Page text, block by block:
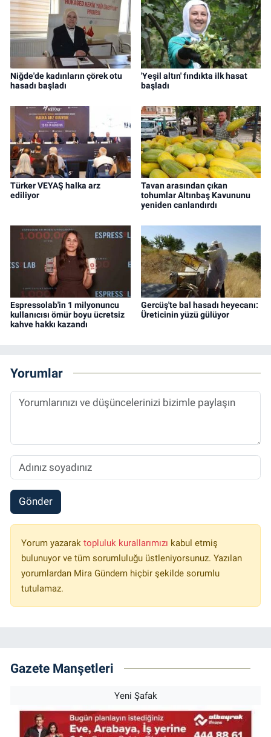
Niğde'de kadınların çörek otu
hasadı başladı
'Yeşil altın' fındıkta ilk hasat
başladı
Türker VEYAŞ halka arz
ediliyor
Tavan arasından çıkan
tohumlar Altınbaş Kavununu
yeniden canlandırdı
Espressolab'in 1 milyonuncu
kullanıcısı ömür boyu ücretsiz
kahve hakkı kazandı
Gercüş'te bal hasadı heyecanı:
Üreticinin yüzü gülüyor
Yorumlar
Gönder
Yorum yazarak topluluk kurallarımızı kabul etmiş
bulunuyor ve tüm sorumluluğu üstleniyorsunuz. Yazılan
yorumlardan Mira Gündem hiçbir şekilde sorumlu
tutulamaz.
Gazete Manşetleri
Yeni Şafak